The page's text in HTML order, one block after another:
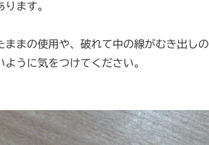
ます。
まの使用や、破れて中の線がむき出しの
うに気をつけてください。